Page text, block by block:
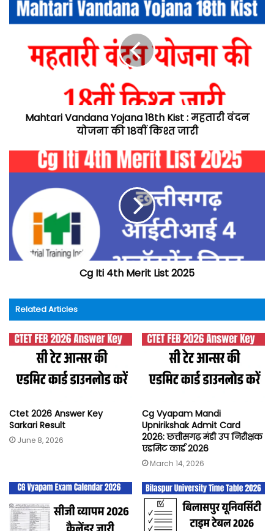
Mahtari Vandana Yojana 18th Kist : महतारी वंदन
योजना की 18वीं किश्त जारी
Cg Iti 4th Merit List 2025
Related Articles
Ctet 2026 Answer Key
Sarkari Result
June 8, 2026
Cg Vyapam Mandi
Upnirikshak Admit Card
2026: छत्तीसगढ़ मंडी उप निरीक्षक
एडमिट कार्ड 2026
March 14, 2026